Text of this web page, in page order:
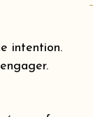
intention.